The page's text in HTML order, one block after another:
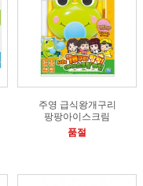
주영 급식왕개구리
팡팡아이스크림
품절